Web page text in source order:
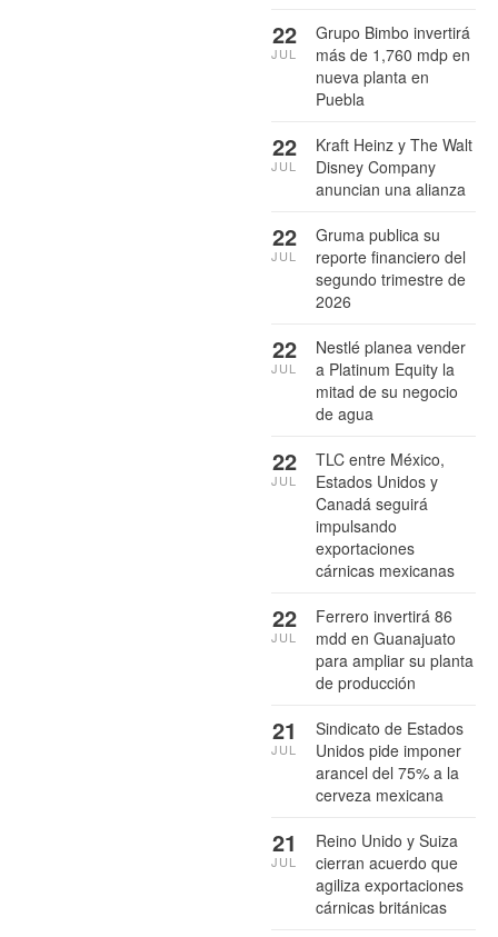
Grupo Bimbo invertirá
más de 1,760 mdp en
nueva planta en
Puebla
22
JUL
Kraft Heinz y The Walt
Disney Company
anuncian una alianza
22
JUL
Gruma publica su
reporte financiero del
segundo trimestre de
2026
22
JUL
Nestlé planea vender
a Platinum Equity la
mitad de su negocio
de agua
22
JUL
TLC entre México,
Estados Unidos y
Canadá seguirá
impulsando
exportaciones
cárnicas mexicanas
22
JUL
Ferrero invertirá 86
mdd en Guanajuato
para ampliar su planta
de producción
22
JUL
Sindicato de Estados
Unidos pide imponer
arancel del 75% a la
cerveza mexicana
21
JUL
Reino Unido y Suiza
cierran acuerdo que
agiliza exportaciones
cárnicas británicas
21
JUL